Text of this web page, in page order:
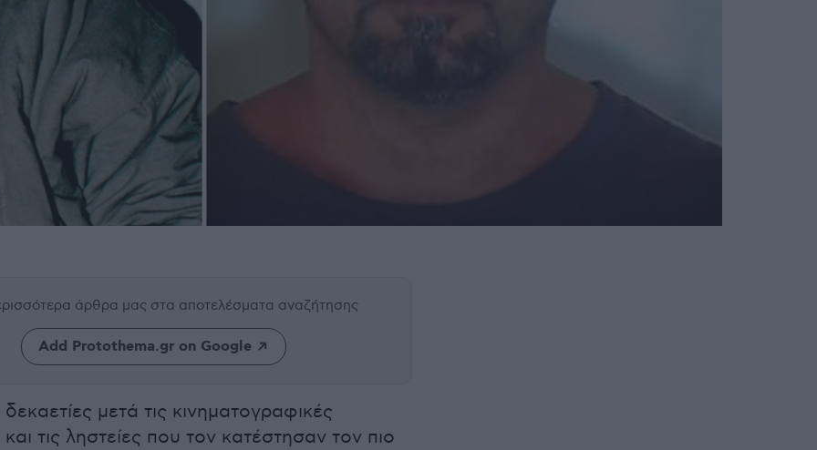
άρθρα μας στα αποτελέσματα αναζήτησης
Add Protothema.gr on Google
μετά τις κινηματογραφικές
τις ληστείες που τον κατέστησαν τον πιο